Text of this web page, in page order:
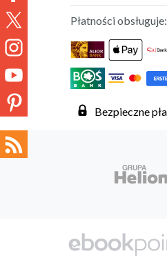
Płatności obsługuje:
Bezpieczne